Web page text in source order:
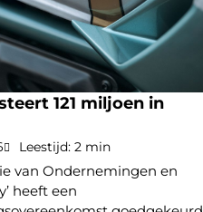
121 miljoen in
Leestijd: 2 min
van Ondernemingen en
heeft een